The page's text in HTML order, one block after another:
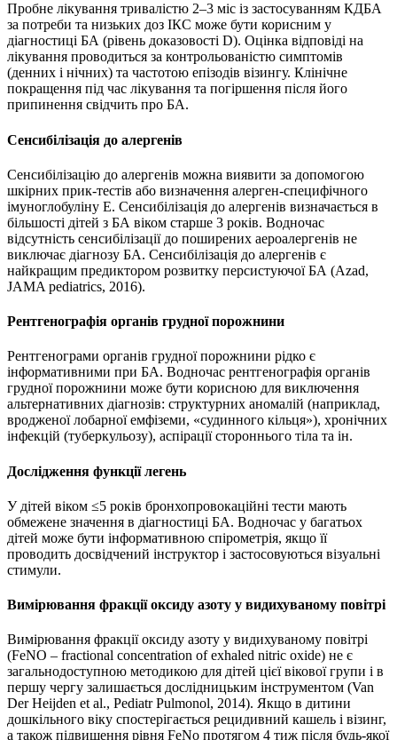
Пробне лікування тривалістю 2–3 міс із застосуванням КДБА
за потреби та низьких доз ІКС може бути корисним у
діагностиці БА (рівень доказовості D). Оцінка відповіді на
лікування проводиться за контрольованістю симптомів
(денних і нічних) та частотою епізодів візингу. Клінічне
покращення під час лікування та погіршення після його
припинення свідчить про БА.
Сенсибілізація до алергенів
Сенсибілізацію до алергенів можна виявити за допомогою
шкірних прик-тестів або визначення алерген-специфічного
імуноглобуліну Е. Сенсибілізація до алергенів визначається в
більшості дітей з БА віком старше 3 років. Водночас
відсутність сенсибілізації до поширених аероалергенів не
виключає діагнозу БА. Сенсибілізація до алергенів є
найкращим предиктором розвитку персистуючої БА (Azad,
JAMA pediatrics, 2016).
Рентгенографія органів грудної порожнини
Рентгенограми органів грудної порожнини рідко є
інформативними при БА. Водночас рентгенографія органів
грудної порожнини може бути корисною для виключення
альтернативних діагнозів: структурних аномалій (наприклад,
вродженої лобарної емфіземи, «судинного кільця»), хронічних
інфекцій (туберкульозу), аспірації стороннього тіла та ін.
Дослідження функції легень
У дітей віком ≤5 років бронхопровокаційні тести мають
обмежене значення в діагностиці БА. Водночас у багатьох
дітей може бути інформативною спірометрія, якщо її
проводить досвідчений інструктор і застосовуються візуальні
стимули.
Вимірювання фракції оксиду азоту у видихуваному повітрі
Вимірювання фракції оксиду азоту у видихуваному повітрі
(FeNO – fractional concentration of exhaled nitric oxide) не є
загальнодоступною методикою для дітей цієї вікової групи і в
першу чергу залишається дослідницьким інструментом (Van
Der Heijden et al., Pediatr Pulmonol, 2014). Якщо в дитини
дошкільного віку спостерігається рецидивний кашель і візинг,
а також підвищення рівня FeNo протягом 4 тиж після будь-якої